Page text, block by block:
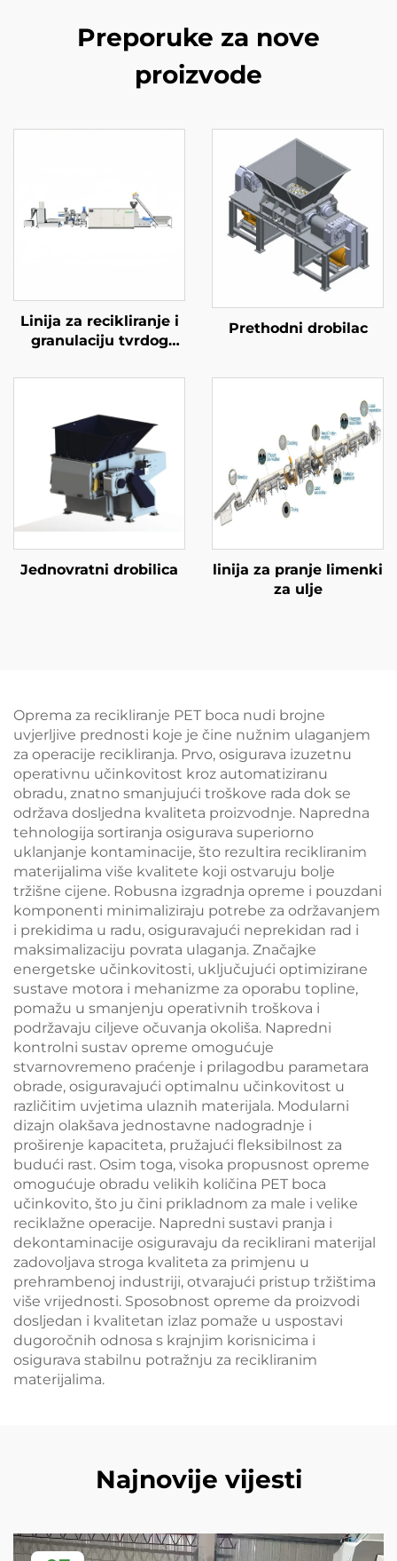
Preporuke za nove
proizvode
Linija za recikliranje i
granulaciju tvrdog
Prethodni drobilac
Jednovratni drobilica
linija za pranje limenki
za ulje
Oprema za recikliranje PET boca nudi brojne
uvjerljive prednosti koje je čine nužnim ulaganjem
za operacije recikliranja. Prvo, osigurava izuzetnu
operativnu učinkovitost kroz automatiziranu
obradu, znatno smanjujući troškove rada dok se
održava dosljedna kvaliteta proizvodnje. Napredna
tehnologija sortiranja osigurava superiorno
uklanjanje kontaminacije, što rezultira recikliranim
materijalima više kvalitete koji ostvaruju bolje
tržišne cijene. Robusna izgradnja opreme i pouzdani
komponenti minimaliziraju potrebe za održavanjem
i prekidima u radu, osiguravajući neprekidan rad i
maksimalizaciju povrata ulaganja. Značajke
energetske učinkovitosti, uključujući optimizirane
sustave motora i mehanizme za oporabu topline,
pomažu u smanjenju operativnih troškova i
podržavaju ciljeve očuvanja okoliša. Napredni
kontrolni sustav opreme omogućuje
stvarnovremeno praćenje i prilagodbu parametara
obrade, osiguravajući optimalnu učinkovitost u
različitim uvjetima ulaznih materijala. Modularni
dizajn olakšava jednostavne nadogradnje i
proširenje kapaciteta, pružajući fleksibilnost za
budući rast. Osim toga, visoka propusnost opreme
omogućuje obradu velikih količina PET boca
učinkovito, što ju čini prikladnom za male i velike
reciklažne operacije. Napredni sustavi pranja i
dekontaminacije osiguravaju da reciklirani materijal
zadovoljava stroga kvaliteta za primjenu u
prehrambenoj industriji, otvarajući pristup tržištima
više vrijednosti. Sposobnost opreme da proizvodi
dosljedan i kvalitetan izlaz pomaže u uspostavi
dugoročnih odnosa s krajnjim korisnicima i
osigurava stabilnu potražnju za recikliranim
materijalima.
Najnovije vijesti